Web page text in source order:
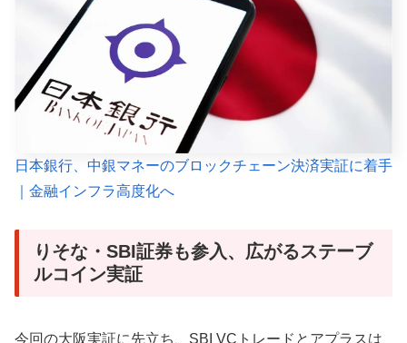
日本銀行、中銀マネーのブロックチェーン決済実証に着手
｜金融インフラ高度化へ
りそな・SBI証券も参入、広がるステーブ
ルコイン実証
今回の大阪実証に先立ち、SBI VCトレードとアプラスは